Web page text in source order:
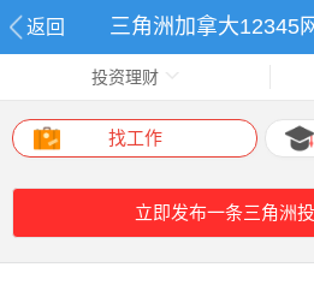
返回 三角洲加拿大12345
投资理财
找工作
立即发布一条三角洲